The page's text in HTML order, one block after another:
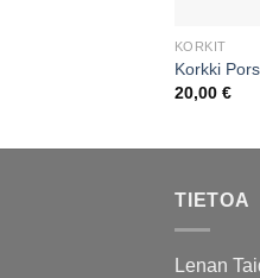
KORKIT
Korkki
20,00 €
TIETOA
Lenan